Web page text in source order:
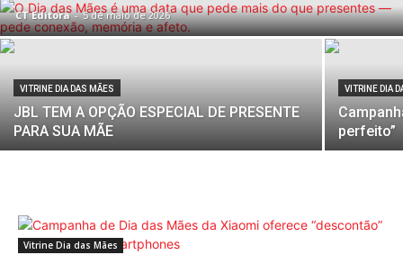
CT Editora - 5 de maio de 2026
VITRINE DIA DAS MÃES
JBL TEM A OPÇÃO ESPECIAL DE PRESENTE
PARA SUA MÃE
VITRINE DIA
perfeito”
Vitrine Dia das Mães